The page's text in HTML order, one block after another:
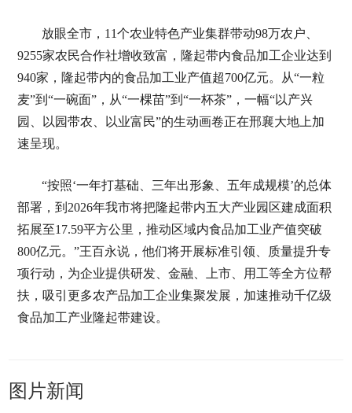
放眼全市，11个农业特色产业集群带动98万农户、
9255家农民合作社增收致富，隆起带内食品加工企业达到
940家，隆起带内的食品加工业产值超700亿元。从“一粒
麦”到“一碗面”，从“一棵苗”到“一杯茶”，一幅“以产兴
园、以园带农、以业富民”的生动画卷正在邢襄大地上加
速呈现。
“按照‘一年打基础、三年出形象、五年成规模’的总体
部署，到2026年我市将把隆起带内五大产业园区建成面积
拓展至17.59平方公里，推动区域内食品加工业产值突破
800亿元。”王百永说，他们将开展标准引领、质量提升专
项行动，为企业提供研发、金融、上市、用工等全方位帮
扶，吸引更多农产品加工企业集聚发展，加速推动千亿级
食品加工产业隆起带建设。
图片新闻